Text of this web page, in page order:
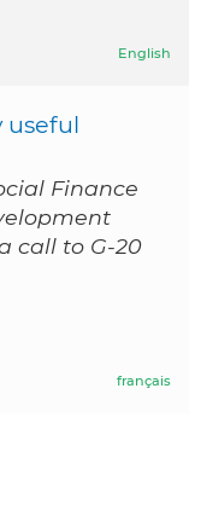
English
useful
Finance
call to G-20
français